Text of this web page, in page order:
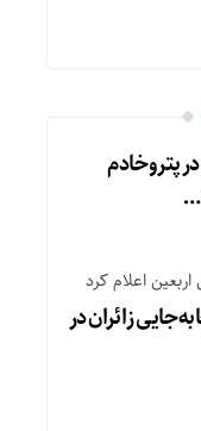
پتروخادم
…
اعلام کرد
زائران در